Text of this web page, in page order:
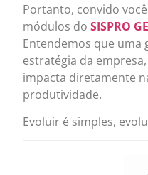
Portanto, convido
módulos doSISPRO
Entendemos que uma
estratégia da
impacta diretamente
produtividade.
Evoluir é simples,